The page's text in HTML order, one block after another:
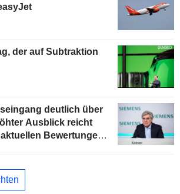
der auf Subtraktion
deutlich über
Ausblick reicht
Bewertungen